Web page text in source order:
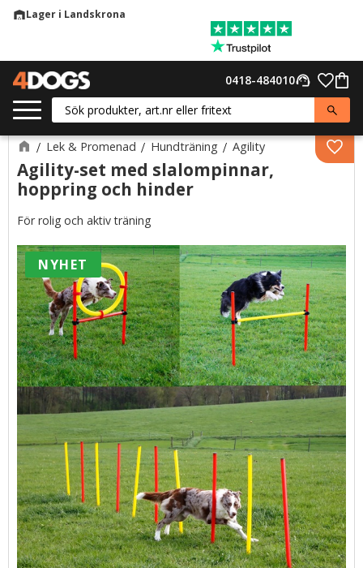
warehouseLager i Landskrona
support_agent
0418-484010
Lek & Promenad Hundträning Agility
Agility-set med slalompinnar,
hoppring och hinder
För rolig och aktiv träning
NYHET